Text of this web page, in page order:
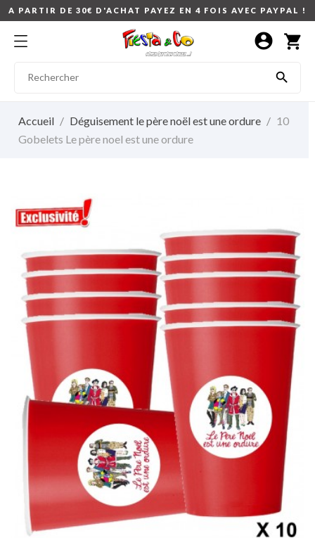
A PARTIR DE 30€ D'ACHAT PAYEZ EN 4 FOIS AVEC PAYPAL !
shopping_cart

account_circle
Accueil Déguisement le père noël est une ordure
10
Gobelets Le père noel est une ordure